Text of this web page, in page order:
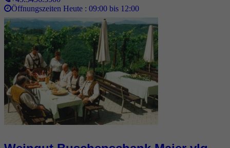
Öffnungszeiten Heute : 09:00 bis 12:00